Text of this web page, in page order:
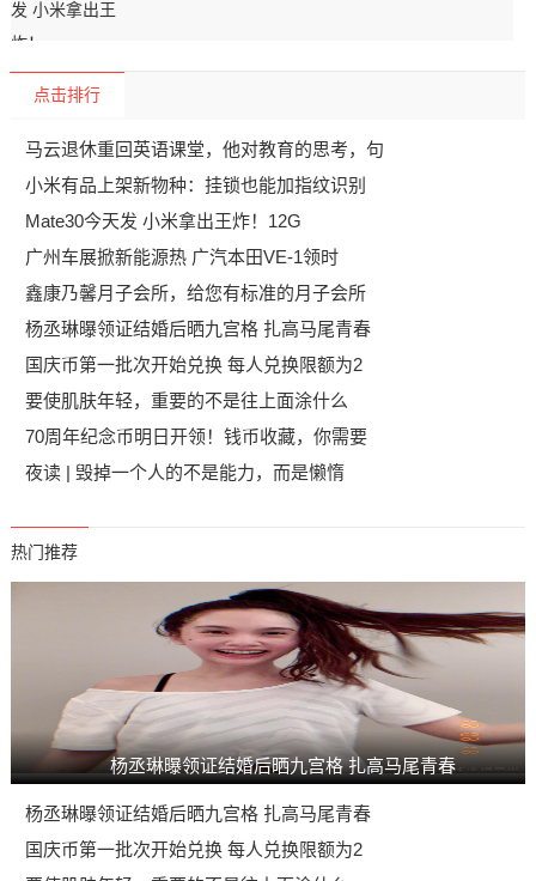
点击排行
马云退休重回英语课堂，他对教育的思考，句
小米有品上架新物种：挂锁也能加指纹识别
Mate30今天发 小米拿出王炸！12G
广州车展掀新能源热 广汽本田VE-1领时
鑫康乃馨月子会所，给您有标准的月子会所
杨丞琳曝领证结婚后晒九宫格 扎高马尾青春
国庆币第一批次开始兑换 每人兑换限额为2
要使肌肤年轻，重要的不是往上面涂什么
70周年纪念币明日开领！钱币收藏，你需要
夜读 | 毁掉一个人的不是能力，而是懒惰
热门推荐
杨丞琳曝领证结婚后晒九宫格 扎高马尾青春
杨丞琳曝领证结婚后晒九宫格 扎高马尾青春
国庆币第一批次开始兑换 每人兑换限额为2